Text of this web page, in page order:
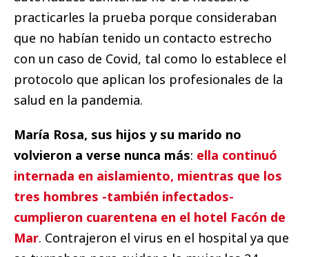
practicarles la prueba porque consideraban
que no habían tenido un contacto estrecho
con un caso de Covid, tal como lo establece el
protocolo que aplican los profesionales de la
salud en la pandemia.
María Rosa, sus hijos y su marido no
volvieron a verse nunca más: ella continuó
internada en aislamiento, mientras que los
tres hombres -también infectados-
cumplieron cuarentena en el hotel Facón de
Mar. Contrajeron el virus en el hospital ya que